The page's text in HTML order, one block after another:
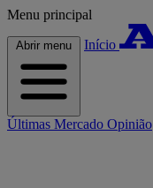
Menu principal
Abrir menu Início
Últimas Mercado Opinião